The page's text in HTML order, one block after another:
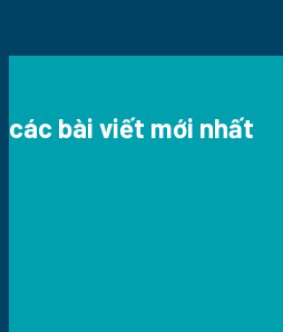
các bài viết mới nhất